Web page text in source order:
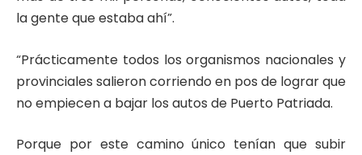
la gente que estaba ahí”.
“Prácticamente todos los organismos nacionales y
provinciales salieron corriendo en pos de lograr que
no empiecen a bajar los autos de Puerto Patriada.
Porque por este camino único tenían que subir